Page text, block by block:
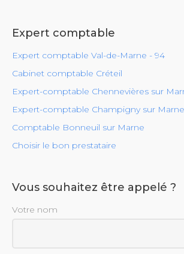
Expert comptable
Expert comptable Val-de-Marne - 94
Cabinet comptable Créteil
Expert-comptable Chennevières sur
Expert-comptable Champigny sur Marne
Comptable Bonneuil sur Marne
Choisir le bon prestataire
Vous souhaitez être appelé ?
Votre nom